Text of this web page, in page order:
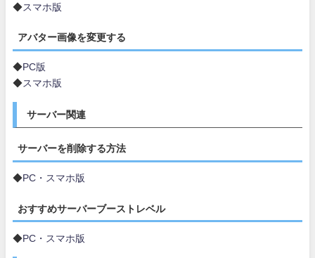
◆スマホ版
アバター画像を変更する
◆PC版
◆スマホ版
サーバー関連
サーバーを削除する方法
◆PC・スマホ版
おすすめサーバーブーストレベル
◆PC・スマホ版